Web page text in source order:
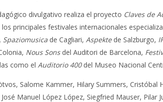
divulgativo realiza el proyecto Claves de
principales festivales internacionales
Spaziomusica de Cagliari, Aspektede Salzburgo,
Nous Sonsdel Auditori de Barcelona,
como el Auditorio 400del Museo Nacional
Salome Kammer, Hilary Summers,
Manuel López López, Siegfried Mauser,